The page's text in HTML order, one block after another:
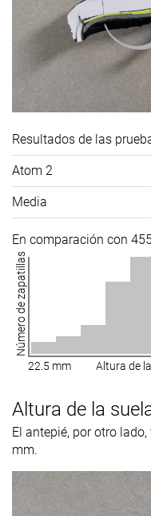
Resultados de las
Atom 2
Media
En comparación con
Número de zapatillas
22.5 mm Altura de
Altura de la
El antepié, por otro
mm.